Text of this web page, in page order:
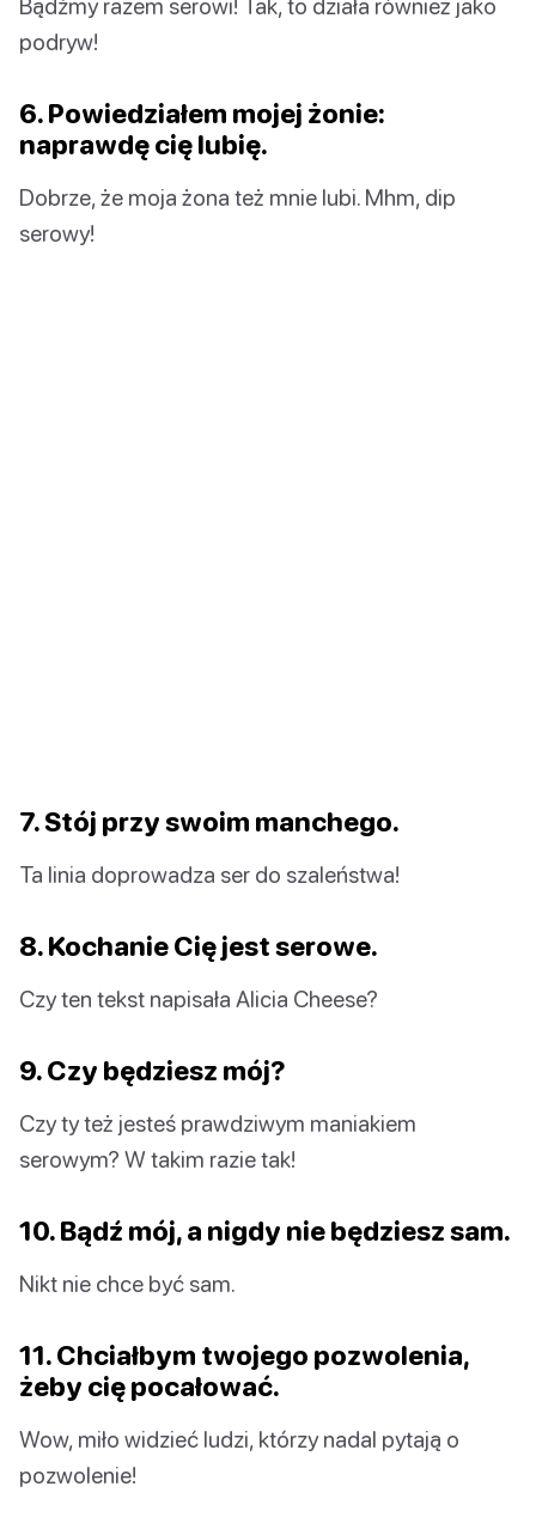
Bądźmy razem serowi! Tak, to działa również jako
podryw!
6. Powiedziałem mojej żonie:
naprawdę cię lubię.
Dobrze, że moja żona też mnie lubi. Mhm, dip
serowy!
7. Stój przy swoim manchego.
Ta linia doprowadza ser do szaleństwa!
8. Kochanie Cię jest serowe.
Czy ten tekst napisała Alicia Cheese?
9. Czy będziesz mój?
Czy ty też jesteś prawdziwym maniakiem
serowym? W takim razie tak!
10. Bądź mój, a nigdy nie będziesz sam.
Nikt nie chce być sam.
11. Chciałbym twojego pozwolenia,
żeby cię pocałować.
Wow, miło widzieć ludzi, którzy nadal pytają o
pozwolenie!